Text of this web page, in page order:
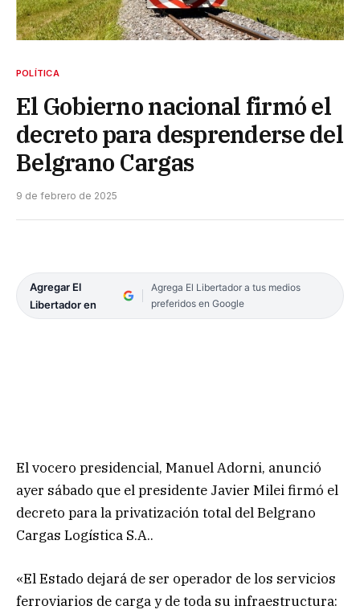
POLÍTICA
El Gobierno nacional firmó el
decreto para desprenderse del
Belgrano Cargas
9 de febrero de 2025
Agregar El
Libertador en
Agrega El Libertador a tus medios
preferidos en Google
El vocero presidencial, Manuel Adorni, anunció
ayer sábado que el presidente Javier Milei firmó el
decreto para la privatización total del Belgrano
Cargas Logística S.A..
«El Estado dejará de ser operador de los servicios
ferroviarios de carga y de toda su infraestructura: